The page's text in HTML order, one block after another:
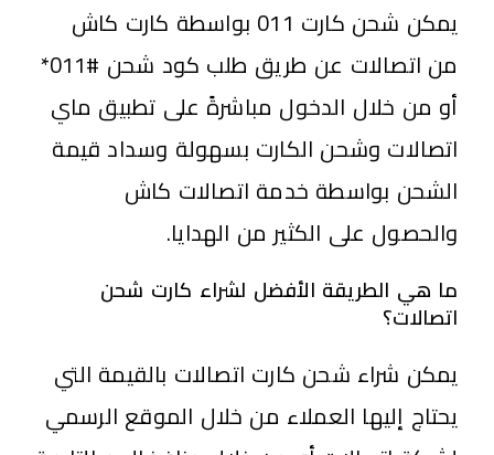
يمكن شحن كارت 011 بواسطة كارت كاش
من اتصالات عن طريق طلب كود شحن #011*
أو من خلال الدخول مباشرةً على تطبيق ماي
اتصالات وشحن الكارت بسهولة وسداد قيمة
الشحن بواسطة خدمة اتصالات كاش
والحصول على الكثير من الهدايا.
ما هي الطريقة الأفضل لشراء كارت شحن
اتصالات؟
يمكن شراء شحن كارت اتصالات بالقيمة التي
يحتاج إليها العملاء من خلال الموقع الرسمي